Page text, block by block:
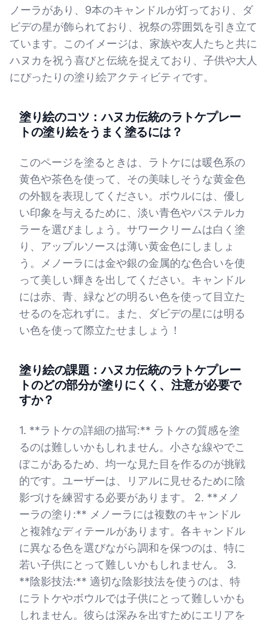
ノーラがあり、9本のキャンドルが灯っており、ダ
ビデの星が飾られており、祝祭の雰囲気を引き立て
ています。このイメージは、家族や友人たちと共に
ハヌカを祝う喜びと伝統を捉えており、子供や大人
にぴったりの塗り絵アクティビティです。
塗り絵のコツ：ハヌカ伝統のラトケプレー
トの塗り絵をうまく塗るには？
このページを塗るときは、ラトケには暖色系の
黄色や茶色を使って、その美味しそうな黄金色
の外観を表現してください。ボウルには、優し
い印象を与えるために、淡い青色やパステルカ
ラーを選びましょう。サワークリームは白く塗
り、アップルソースは薄い黄金色にしましょ
う。メノーラには金や銀の金属的な色合いを使
って美しい輝きを出してください。キャンドル
には赤、青、緑などの明るい色を使って目立た
せるのを忘れずに。また、ダビデの星には明る
い色を使って際立たせましょう！
塗り絵の課題：ハヌカ伝統のラトケプレー
トのどの部分が塗りにくく、注意が必要で
すか？
1. **ラトケの詳細の描写:** ラトケの質感を塗
るのは難しいかもしれません。小さな線やでこ
ぼこがあるため、均一な見た目を作るのが挑戦
的です。ユーザーは、リアルに見せるために陰
影づけを練習する必要があります。 2. **メノ
ーラの塗り:** メノーラには複数のキャンドル
と複雑なディテールがあります。各キャンドル
に異なる色を選びながら調和を保つのは、特に
若い子供にとって難しいかもしれません。 3.
**陰影技法:** 適切な陰影技法を使うのは、特
にラトケやボウルでは子供にとって難しいかも
しれません。彼らは深みを出すためにエリアを